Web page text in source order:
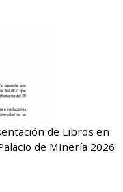
de Libros en
de Minería 2026